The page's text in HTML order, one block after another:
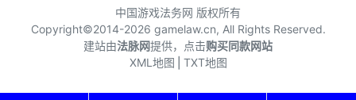
中国游戏法务网 版权所有
Copyright©2014-2026 gamelaw.cn, All Rights Reserved.
建站由法脉网提供，点击购买同款网站
XML地图 TXT地图